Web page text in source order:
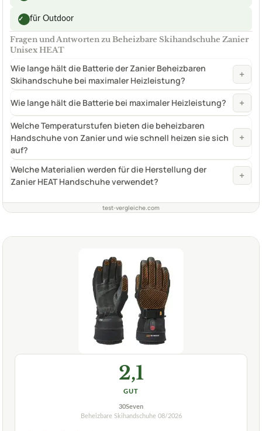
✓ für Outdoor
Fragen und Antworten zu Beheizbare Skihandschuhe Zanier
Unisex HEAT
Wie lange hält die Batterie der Zanier Beheizbaren
Skihandschuhe bei maximaler Heizleistung?
+
Wie lange hält die Batterie bei maximaler Heizleistung? +
Welche Temperaturstufen bieten die beheizbaren
Handschuhe von Zanier und wie schnell heizen sie sich
auf?
+
Welche Materialien werden für die Herstellung der
Zanier HEAT Handschuhe verwendet?
+
test-vergleiche.com
2,1
GUT
30Seven
Beheizbare Skihandschuhe 08/2026